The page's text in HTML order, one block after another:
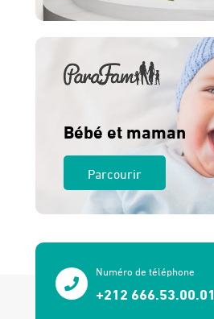
Bébé et maman
Parcourir
Numéro de téléphone
+212 666.53.00.01